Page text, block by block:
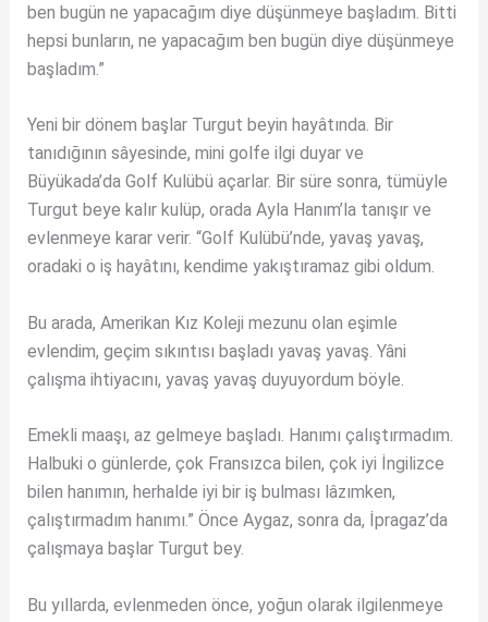
ben bugün ne yapacağım diye düşünmeye başladım. Bitti
hepsi bunların, ne yapacağım ben bugün diye düşünmeye
başladım.”
Yeni bir dönem başlar Turgut beyin hayâtında. Bir
tanıdığının sâyesinde, mini golfe ilgi duyar ve
Büyükada’da Golf Kulübü açarlar. Bir süre sonra, tümüyle
Turgut beye kalır kulüp, orada Ayla Hanım’la tanışır ve
evlenmeye karar verir. “Golf Kulübü’nde, yavaş yavaş,
oradaki o iş hayâtını, kendime yakıştıramaz gibi oldum.
Bu arada, Amerikan Kız Koleji mezunu olan eşimle
evlendim, geçim sıkıntısı başladı yavaş yavaş. Yâni
çalışma ihtiyacını, yavaş yavaş duyuyordum böyle.
Emekli maaşı, az gelmeye başladı. Hanımı çalıştırmadım.
Halbuki o günlerde, çok Fransızca bilen, çok iyi İngilizce
bilen hanımın, herhalde iyi bir iş bulması lâzımken,
çalıştırmadım hanımı.” Önce Aygaz, sonra da, İpragaz’da
çalışmaya başlar Turgut bey.
Bu yıllarda, evlenmeden önce, yoğun olarak ilgilenmeye